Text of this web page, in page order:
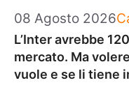
08 Agosto 2026
L’Inter avrebbe
mercato. Ma
vuole e se li tiene